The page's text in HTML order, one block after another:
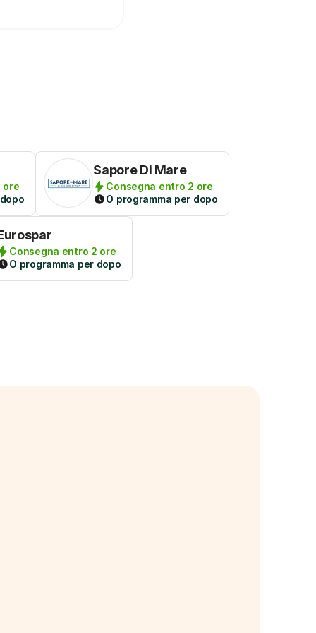
ore
Sapore Di Mare
Consegna entro 2 ore
O programma per dopo
Consegna entro 2 ore
O programma per dopo